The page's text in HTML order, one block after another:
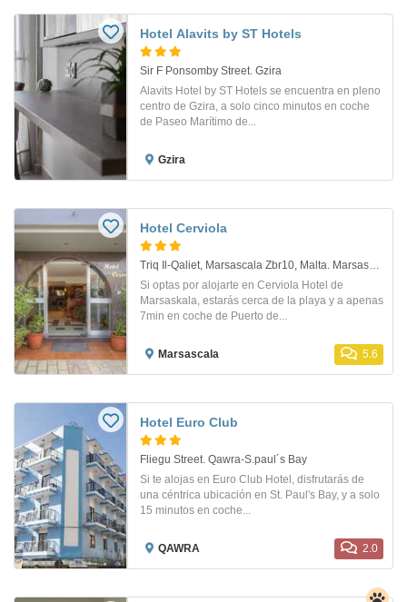
Hotel Alavits by ST Hotels
Sir F Ponsomby Street. Gzira
Alavits Hotel by ST Hotels se encuentra en pleno
centro de Gzira, a solo cinco minutos en coche
de Paseo Marítimo de...
Gzira
Hotel Cerviola
Triq Il-Qaliet, Marsascala Zbr10, Malta. Marsascala (Malta)
Si optas por alojarte en Cerviola Hotel de
Marsaskala, estarás cerca de la playa y a apenas
7min en coche de Puerto de...
Marsascala 5.6
Hotel Euro Club
Fliegu Street. Qawra-S.paul´s Bay
Si te alojas en Euro Club Hotel, disfrutarás de
una céntrica ubicación en St. Paul's Bay, y a solo
15 minutos en coche...
QAWRA 2.0